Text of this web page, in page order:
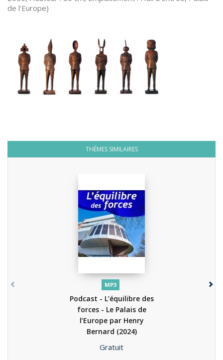
de l’Europe)
THÈMES SIMILAIRES
MP3
Podcast - L’équilibre des
forces - Le Palais de
l’Europe par Henry
Bernard (2024)
Prix
Gratuit